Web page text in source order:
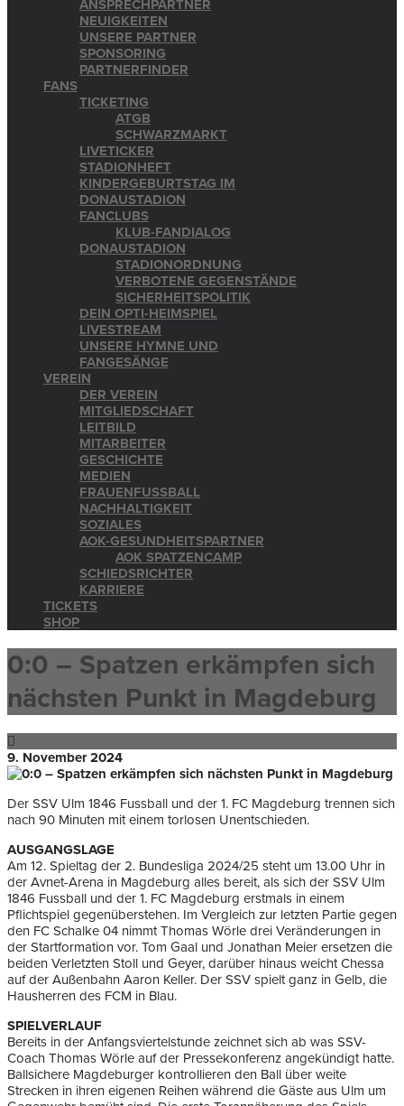
ANSPRECHPARTNER
NEUIGKEITEN
UNSERE PARTNER
SPONSORING
PARTNERFINDER
FANS
TICKETING
ATGB
SCHWARZMARKT
LIVETICKER
STADIONHEFT
KINDERGEBURTSTAG IM
DONAUSTADION
FANCLUBS
KLUB-FANDIALOG
DONAUSTADION
STADIONORDNUNG
VERBOTENE GEGENSTÄNDE
SICHERHEITSPOLITIK
DEIN OPTI-HEIMSPIEL
LIVESTREAM
UNSERE HYMNE UND
FANGESÄNGE
VEREIN
DER VEREIN
MITGLIEDSCHAFT
LEITBILD
MITARBEITER
GESCHICHTE
MEDIEN
FRAUENFUSSBALL
NACHHALTIGKEIT
SOZIALES
AOK-GESUNDHEITSPARTNER
AOK SPATZENCAMP
SCHIEDSRICHTER
KARRIERE
TICKETS
SHOP
0:0 – Spatzen erkämpfen sich
nächsten Punkt in Magdeburg
9. November 2024
Der SSV Ulm 1846 Fussball und der 1. FC Magdeburg trennen sich
nach 90 Minuten mit einem torlosen Unentschieden.
AUSGANGSLAGE
Am 12. Spieltag der 2. Bundesliga 2024/25 steht um 13.00 Uhr in
der Avnet-Arena in Magdeburg alles bereit, als sich der SSV Ulm
1846 Fussball und der 1. FC Magdeburg erstmals in einem
Pflichtspiel gegenüberstehen. Im Vergleich zur letzten Partie gegen
den FC Schalke 04 nimmt Thomas Wörle drei Veränderungen in
der Startformation vor. Tom Gaal und Jonathan Meier ersetzen die
beiden Verletzten Stoll und Geyer, darüber hinaus weicht Chessa
auf der Außenbahn Aaron Keller. Der SSV spielt ganz in Gelb, die
Hausherren des FCM in Blau.
SPIELVERLAUF
Bereits in der Anfangsviertelstunde zeichnet sich ab was SSV-
Coach Thomas Wörle auf der Pressekonferenz angekündigt hatte.
Ballsichere Magdeburger kontrollieren den Ball über weite
Strecken in ihren eigenen Reihen während die Gäste aus Ulm um